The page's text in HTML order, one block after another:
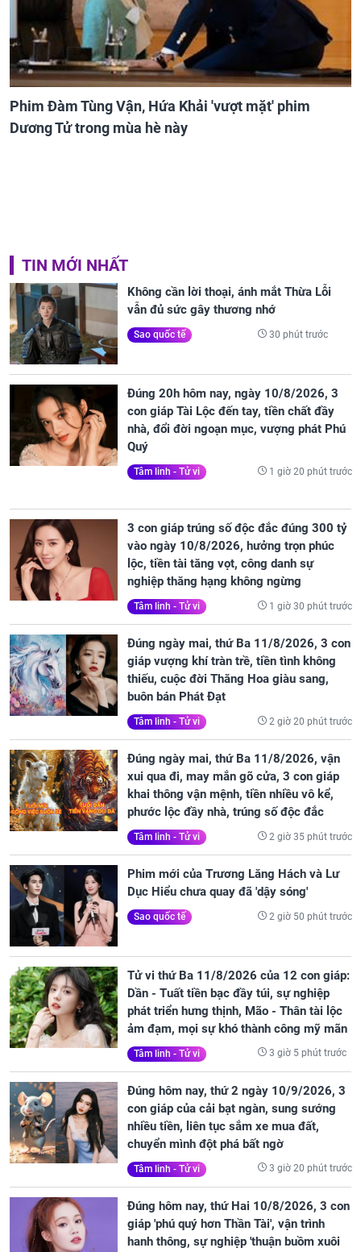
Phim Đàm Tùng Vận, Hứa Khải 'vượt mặt' phim
Dương Tử trong mùa hè này
TIN MỚI NHẤT
Không cần lời thoại, ánh mắt Thừa Lỗi
vẫn đủ sức gây thương nhớ
Sao quốc tế 30 phút trước
Đúng 20h hôm nay, ngày 10/8/2026, 3
con giáp Tài Lộc đến tay, tiền chất đầy
nhà, đổi đời ngoạn mục, vượng phát Phú
Quý
Tâm linh - Tử vi 1 giờ 20 phút trước
3 con giáp trúng số độc đắc đúng 300 tỷ
vào ngày 10/8/2026, hưởng trọn phúc
lộc, tiền tài tăng vọt, công danh sự
nghiệp thăng hạng không ngừng
Tâm linh - Tử vi 1 giờ 30 phút trước
Đúng ngày mai, thứ Ba 11/8/2026, 3 con
giáp vượng khí tràn trề, tiền tình không
thiếu, cuộc đời Thăng Hoa giàu sang,
buôn bán Phát Đạt
Tâm linh - Tử vi 2 giờ 20 phút trước
Đúng ngày mai, thứ Ba 11/8/2026, vận
xui qua đi, may mắn gõ cửa, 3 con giáp
khai thông vận mệnh, tiền nhiều vô kể,
phước lộc đầy nhà, trúng số độc đắc
Tâm linh - Tử vi 2 giờ 35 phút trước
Phim mới của Trương Lăng Hách và Lư
Dục Hiểu chưa quay đã 'dậy sóng'
Sao quốc tế 2 giờ 50 phút trước
Tử vi thứ Ba 11/8/2026 của 12 con giáp:
Dần - Tuất tiền bạc đầy túi, sự nghiệp
phát triển hưng thịnh, Mão - Thân tài lộc
ảm đạm, mọi sự khó thành công mỹ mãn
Tâm linh - Tử vi 3 giờ 5 phút trước
Đúng hôm nay, thứ 2 ngày 10/9/2026, 3
con giáp của cải bạt ngàn, sung sướng
nhiều tiền, liên tục sắm xe mua đất,
chuyển mình đột phá bất ngờ
Tâm linh - Tử vi 3 giờ 20 phút trước
Đúng hôm nay, thứ Hai 10/8/2026, 3 con
giáp 'phú quý hơn Thần Tài', vận trình
hanh thông, sự nghiệp 'thuận buồm xuôi